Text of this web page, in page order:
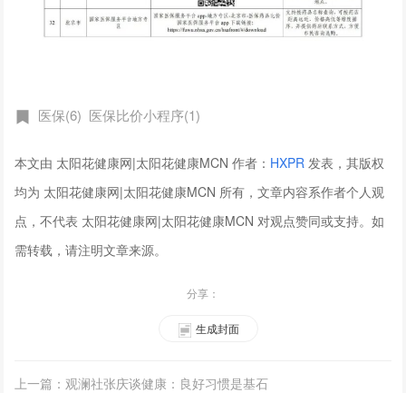
医保(6) 医保比价小程序(1)
本文由 太阳花健康网|太阳花健康MCN 作者： HXPR 发表，其版权
均为 太阳花健康网|太阳花健康MCN 所有，文章内容系作者个人观
点，不代表 太阳花健康网|太阳花健康MCN 对观点赞同或支持。如
需转载，请注明文章来源。
分享：
生成封面
上一篇：观澜社张庆谈健康：良好习惯是基石